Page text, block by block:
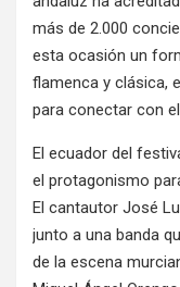
más de 2.000
esta ocasión un
flamenca y clásica,
para conectar con
El ecuador del
el protagonismo
El cantautor José
junto a una banda
de la escena